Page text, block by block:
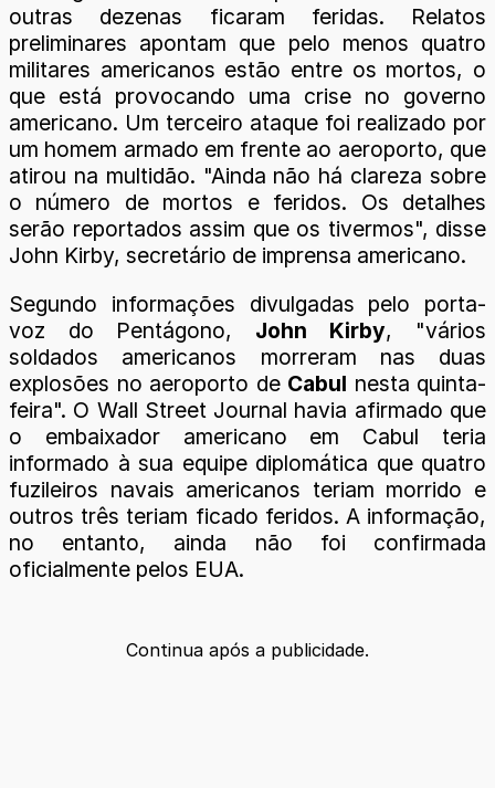
outras dezenas ficaram feridas. Relatos
preliminares apontam que pelo menos quatro
militares americanos estão entre os mortos, o
que está provocando uma crise no governo
americano. Um terceiro ataque foi realizado por
um homem armado em frente ao aeroporto, que
atirou na multidão. "Ainda não há clareza sobre
o número de mortos e feridos. Os detalhes
serão reportados assim que os tivermos", disse
John Kirby, secretário de imprensa americano.
Segundo informações divulgadas pelo porta-
voz do Pentágono, John Kirby, "vários
soldados americanos morreram nas duas
explosões no aeroporto de Cabul nesta quinta-
feira". O Wall Street Journal havia afirmado que
o embaixador americano em Cabul teria
informado à sua equipe diplomática que quatro
fuzileiros navais americanos teriam morrido e
outros três teriam ficado feridos. A informação,
no entanto, ainda não foi confirmada
oficialmente pelos EUA.
Continua após a publicidade.